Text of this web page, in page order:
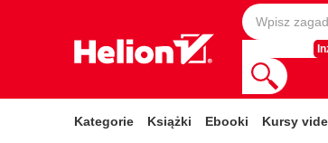
Kategorie Książki Ebooki Kursy